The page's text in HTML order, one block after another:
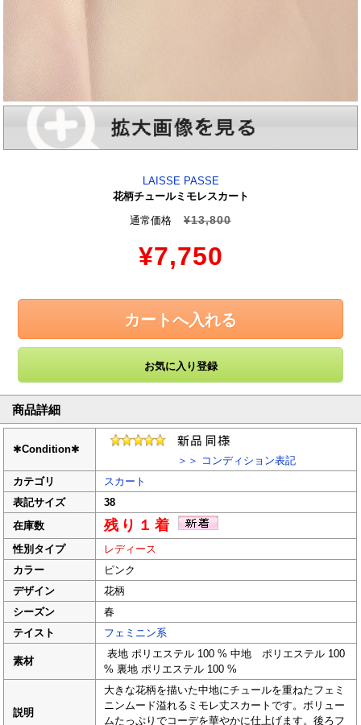
LAISSE PASSE
花柄チュールミモレスカート
通常価格
¥13,800
¥7,750
カートへ入れる
商品詳細
✱Condition✱
＞＞ コンディション表記
カテゴリ
スカート
表記サイズ
38
在庫数
残り１着
性別タイプ
レディース
カラー
ピンク
デザイン
花柄
シーズン
春
テイスト
フェミニン系
素材
表地 ポリエステル 100 % 中地 ポリエステル 100
% 裏地 ポリエステル 100 %
説明
大きな花柄を描いた中地にチュールを重ねたフェミ
ニンムード溢れるミモレ丈スカートです。ボリュー
ムたっぷりでコーデを華やかに仕上げます。後ろフ